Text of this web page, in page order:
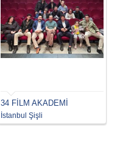
34 FİLM AKADEMİ
İstanbul Şişli